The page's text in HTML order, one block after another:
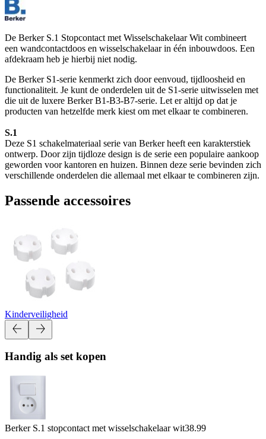
De Berker S.1 Stopcontact met Wisselschakelaar Wit combineert
een wandcontactdoos en wisselschakelaar in één inbouwdoos. Een
afdekraam heb je hierbij niet nodig.
De Berker S1-serie kenmerkt zich door eenvoud, tijdloosheid en
functionaliteit. Je kunt de onderdelen uit de S1-serie uitwisselen met
die uit de luxere Berker B1-B3-B7-serie. Let er altijd op dat je
producten van hetzelfde merk kiest om met elkaar te combineren.
S.1
Deze S1 schakelmateriaal serie van Berker heeft een karakterstiek
ontwerp. Door zijn tijdloze design is de serie een populaire aankoop
geworden voor kantoren en huizen. Binnen deze serie bevinden zich
verschillende onderdelen die allemaal met elkaar te combineren zijn.
Passende accessoires
Kinderveiligheid
Handig als set kopen
Berker S.1 stopcontact met wisselschakelaar wit38.99